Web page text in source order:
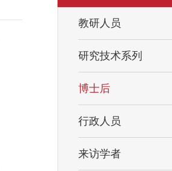
教研人员
研究技术系列
博士后
行政人员
来访学者